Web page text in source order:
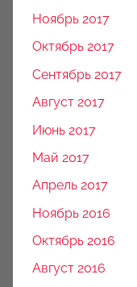
Ноябрь 2017
Октябрь 2017
Сентябрь 2017
Август 2017
Июнь 2017
Май 2017
Апрель 2017
Ноябрь 2016
Октябрь 2016
Август 2016